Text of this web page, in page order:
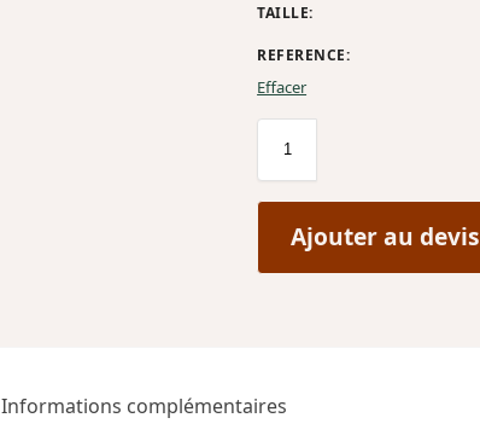
TAILLE:
REFERENCE:
Effacer
Ajouter au devis
Informations complémentaires